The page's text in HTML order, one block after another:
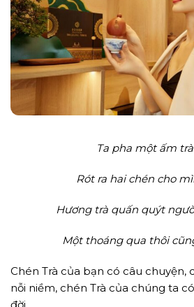
Ta pha một ấm
Rót ra hai chén cho
Hương trà quấn quýt
Một thoáng qua thôi
Chén Trà của bạn có câu chuyện,
nỗi niềm, chén Trà của chúng ta